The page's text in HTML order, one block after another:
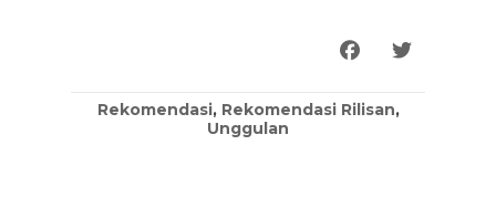
Rekomendasi, Rekomendasi Rilisan,
Unggulan